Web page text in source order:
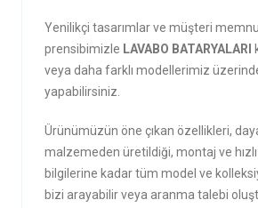
Yenilikçi tasarımlar ve müşteri
prensibimizle LAVABO BATARYALARI
veya daha farklı modellerimiz
yapabilirsiniz.
Ürünümüzün öne çıkan özellikleri,
malzemeden üretildiği, montaj ve
bilgilerine kadar tüm model ve
bizi arayabilir veya aranma talebi